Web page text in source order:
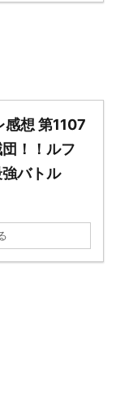
感想 第1107
！！ルフ
バトル